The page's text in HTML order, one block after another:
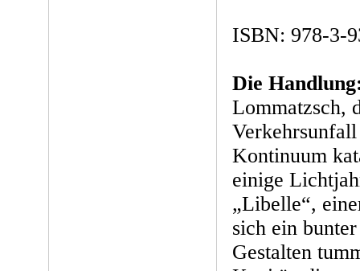
ISBN: 978-3-
Die
Lommatzsch,
Kontinuum
einige
„Libelle“,
sich ein
Gestalten